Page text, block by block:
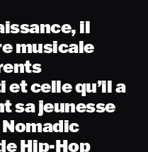
il
musicale
celle qu’il a
sa jeunesse
Nomadic
Hip-Hop